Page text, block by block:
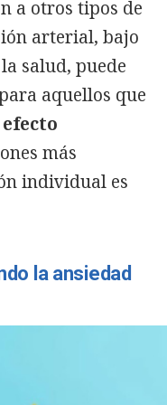
a otros tipos de
arterial, bajo
salud, puede
aquellos que
más
individual es
la ansiedad